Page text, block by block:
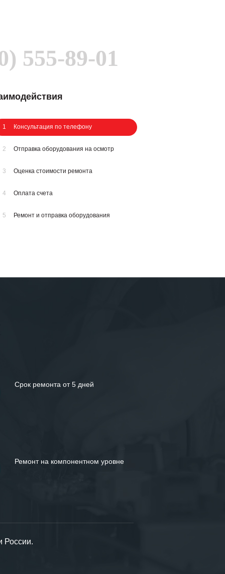
555-89-01
1 Консультация по телефону
2 Отправка оборудования на осмотр
3 Оценка стоимости ремонта
4 Оплата счета
5 Ремонт и отправка оборудования
Срок ремонта от 5 дней
Ремонт на компонентном уровне
России.